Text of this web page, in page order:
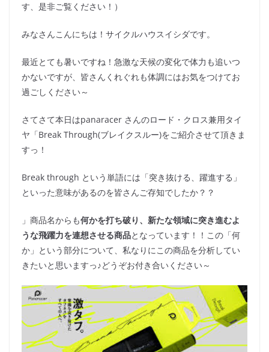
す、是非ご覧ください！）
みなさんこんにちは！サイクルハウスイシダです。
最近とても暑いですね！急激な天候の変化で体力も追いつ
かないですが、皆さんくれぐれも体調にはお気をつけてお
過ごしください～
さてさて本日はpanaracer さんのロード・クロス兼用タイ
ヤ「Break Through(ブレイクスルー)をご紹介させて頂きま
すっ！
Break through という単語には「突き抜ける、躍進する」
といった意味があるのを皆さんご存知でしたか？？
」商品名からも何かを打ち破り、新たな領域に突き進むよ
うな飛躍力を連想させる商品となっています！！この「何
か」という部分について、私なりにこの商品を分析してい
きたいと思いますっ♪どうぞお付き合いください～